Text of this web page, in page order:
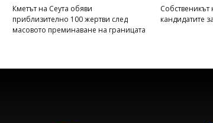
Кметът на Сеута обяви
приблизително 100 жертви след
масовото преминаване на границата
Собственикът
кандидатите